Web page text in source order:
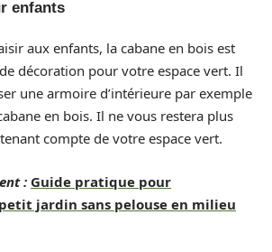
enfants
aux enfants, la cabane en bois est
décoration pour votre espace vert. Il
une armoire d’intérieure par exemple
en bois. Il ne vous restera plus
compte de votre espace vert.
: Guide pratique pour
jardin sans pelouse en milieu